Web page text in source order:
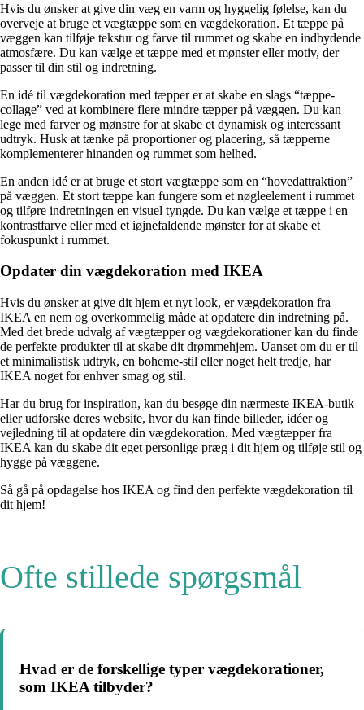
Hvis du ønsker at give din væg en varm og hyggelig følelse, kan du
overveje at bruge et vægtæppe som en vægdekoration. Et tæppe på
væggen kan tilføje tekstur og farve til rummet og skabe en indbydende
atmosfære. Du kan vælge et tæppe med et mønster eller motiv, der
passer til din stil og indretning.
En idé til vægdekoration med tæpper er at skabe en slags “tæppe-
collage” ved at kombinere flere mindre tæpper på væggen. Du kan
lege med farver og mønstre for at skabe et dynamisk og interessant
udtryk. Husk at tænke på proportioner og placering, så tæpperne
komplementerer hinanden og rummet som helhed.
En anden idé er at bruge et stort vægtæppe som en “hovedattraktion”
på væggen. Et stort tæppe kan fungere som et nøgleelement i rummet
og tilføre indretningen en visuel tyngde. Du kan vælge et tæppe i en
kontrastfarve eller med et iøjnefaldende mønster for at skabe et
fokuspunkt i rummet.
Opdater din vægdekoration med IKEA
Hvis du ønsker at give dit hjem et nyt look, er vægdekoration fra
IKEA en nem og overkommelig måde at opdatere din indretning på.
Med det brede udvalg af vægtæpper og vægdekorationer kan du finde
de perfekte produkter til at skabe dit drømmehjem. Uanset om du er til
et minimalistisk udtryk, en boheme-stil eller noget helt tredje, har
IKEA noget for enhver smag og stil.
Har du brug for inspiration, kan du besøge din nærmeste IKEA-butik
eller udforske deres website, hvor du kan finde billeder, idéer og
vejledning til at opdatere din vægdekoration. Med vægtæpper fra
IKEA kan du skabe dit eget personlige præg i dit hjem og tilføje stil og
hygge på væggene.
Så gå på opdagelse hos IKEA og find den perfekte vægdekoration til
dit hjem!
Ofte stillede spørgsmål
Hvad er de forskellige typer vægdekorationer,
som IKEA tilbyder?